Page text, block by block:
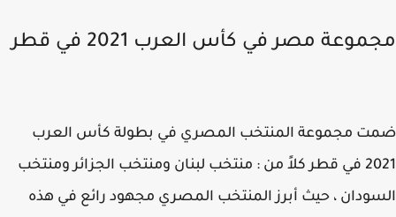
مصر في كأس العرب 2021 في قطر
مجموعة المنتخب المصري في بطولة كأس العرب
2021 في قطر كلاً من : منتخب لبنان ومنتخب الجزائر ومنتخب
، حيث أبرز المنتخب المصري مجهود رائع في هذه